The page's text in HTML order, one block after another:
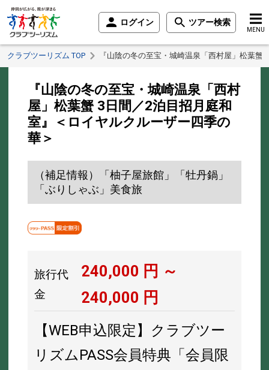
ログイン ツアー検索
MENU
クラブツーリズム TOP 『山陰の冬の至宝・城崎温泉「西村屋」松葉
『山陰の冬の至宝・城崎温泉「西村
屋」松葉蟹 3日間／2泊目招月庭和
室』＜ロイヤルクルーザー四季の
華＞
（補足情報）「柚子屋旅館」「牡丹鍋」
「ぶりしゃぶ」美食旅
旅行代
金
240,000 円 ～
240,000 円
【WEB申込限定】クラブツー
リズムPASS会員特典「会員限